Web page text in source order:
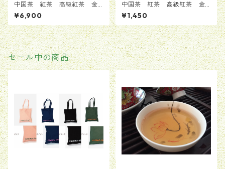
中国茶 紅茶 高級紅茶 金
駿眉 貴重 桐木関 ジンジ
ュンメイ 新芽 ５0g(5ｇ*1
0pcs)
¥6,900
中国茶 紅茶 高級紅茶 金
駿眉 貴重 桐木関 ジンジ
ュンメイ 新芽 ５g(1〜2回
分)
¥1,450
セール中の商品